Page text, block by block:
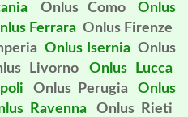
Onlus Como
Onlus
Ferrara Onlus Firenze
Onlus Isernia Onlus
Livorno
Onlus Lucca
Onlus Perugia
Onlus
Ravenna
Onlus Rieti